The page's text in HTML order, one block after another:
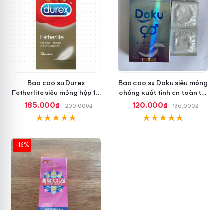
Bao cao su Durex
Fetherlite siêu mỏng hộp 12
cái, an toàn
185.000₫ 200.000₫
Bao cao su Doku siêu mỏng
chống xuất tinh an toàn tối
ưu
120.000₫ 136.000₫
-16%